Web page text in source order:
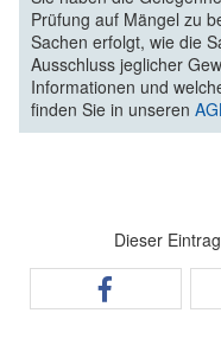
Prüfung auf Mängel zu
Sachen erfolgt, wie die
Ausschluss jeglicher
Informationen und
finden Sie in unseren
Dieser